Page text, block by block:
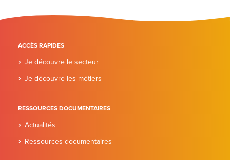
ACCÈS RAPIDES
Je découvre le secteur
Je découvre les métiers
RESSOURCES DOCUMENTAIRES
Actualités
Ressources documentaires